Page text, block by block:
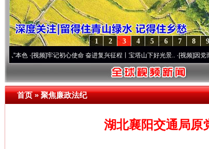
9
8
7
6
5
4
3
2
1
·[视频]牢记初心使命 奋进复兴征程丨宝塔山下好光景..·[视频]因党而生 为党
首页»聚焦廉政法纪
湖北襄阳交通局原